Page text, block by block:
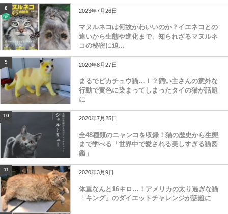
8 2023年7月26日
マヌルネコは何故かわいいのか？イエネコとの
違いから生態や進化まで、知られざるマヌルネ
コの秘密に迫...
9 2020年8月27日
まるでピカチュウ猫…！？飼い主さんの意外な
行動で黄色に染まってしまったタイの猫が話題
に
10 2020年7月25日
全48種類のニャンコを収録！猫の歴史から生態
まで学べる「世界中で愛される美しすぎる猫図
鑑」
11 2020年3月9日
体重なんと16キロ…！アメリカの太り過ぎな猫
「キング」のダイエットチャレンジが話題に